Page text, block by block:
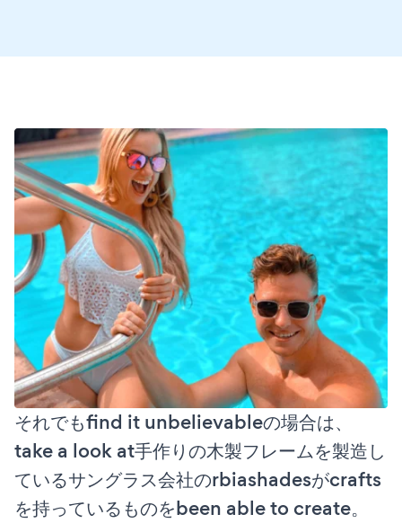
それでもfind it unbelievableの場合は、
take a look at手作りの木製フレームを製造し
ているサングラス会社のrbiashadesがcrafts
を持っているものをbeen able to create。